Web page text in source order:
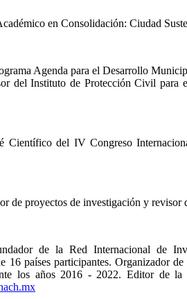
en Consolidación: Ciudad
Agenda para el Desarrollo
del Instituto de Protección Civil para
Científico del IV Congreso
de proyectos de investigación y revisor
de la Red Internacional de
16 países participantes. Organizador
los años 2016 - 2022. Editor de